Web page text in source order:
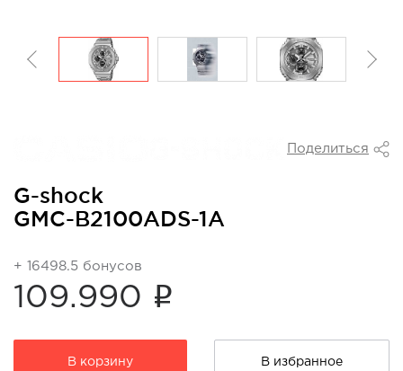
Поделиться
G-shock
GMC-B2100ADS-1A
+ 16498.5 бонусов
109.990 i
В корзину В избранное